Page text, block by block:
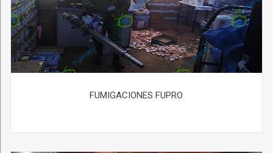
FUMIGACIONES FUPRO